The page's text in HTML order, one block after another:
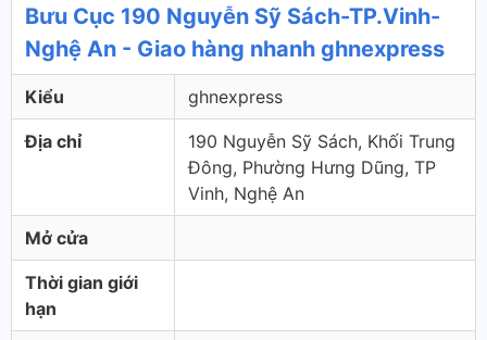
Bưu Cục 190 Nguyễn Sỹ Sách-TP.Vinh-
Nghệ An - Giao hàng nhanh ghnexpress
Kiểu ghnexpress
Địa chỉ
190 Nguyễn Sỹ Sách, Khối Trung
Đông, Phường Hưng Dũng, TP
Vinh, Nghệ An
Mở cửa
Thời gian giới
hạn